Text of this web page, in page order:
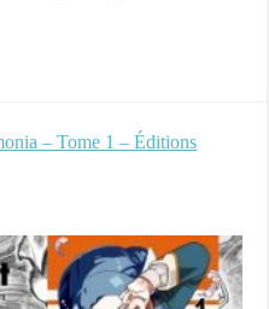
– Tome 1 – Éditions